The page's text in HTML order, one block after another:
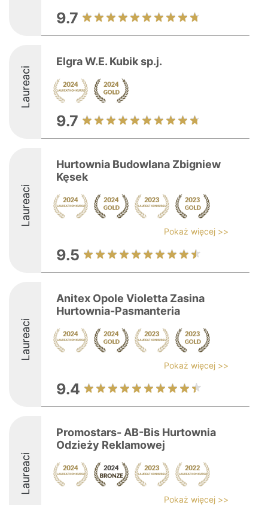
9.7
Laureaci
Elgra W.E. Kubik sp.j.
9.7
Laureaci
Hurtownia Budowlana Zbigniew
Kęsek
Pokaż więcej >>
9.5
Laureaci
Anitex Opole Violetta Zasina
Hurtownia-Pasmanteria
Pokaż więcej >>
9.4
Laureaci
Promostars- AB-Bis Hurtownia
Odzieży Reklamowej
Pokaż więcej >>